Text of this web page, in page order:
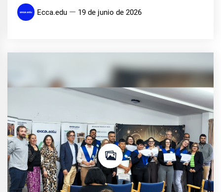
Ecca.edu 19 de junio de 2026